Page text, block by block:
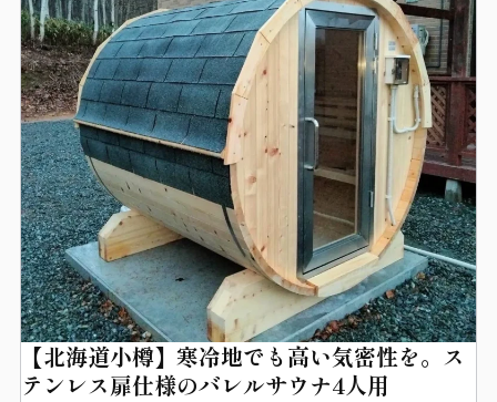
【北海道小樽】寒冷地でも高い気密性を。ス
テンレス扉仕様のバレルサウナ4人用